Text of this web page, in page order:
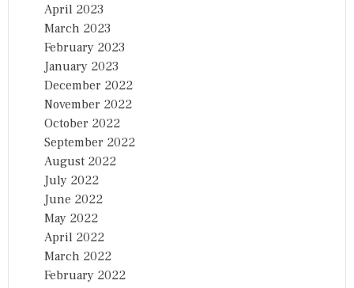
April 2023
March 2023
February 2023
January 2023
December 2022
November 2022
October 2022
September 2022
August 2022
July 2022
June 2022
May 2022
April 2022
March 2022
February 2022